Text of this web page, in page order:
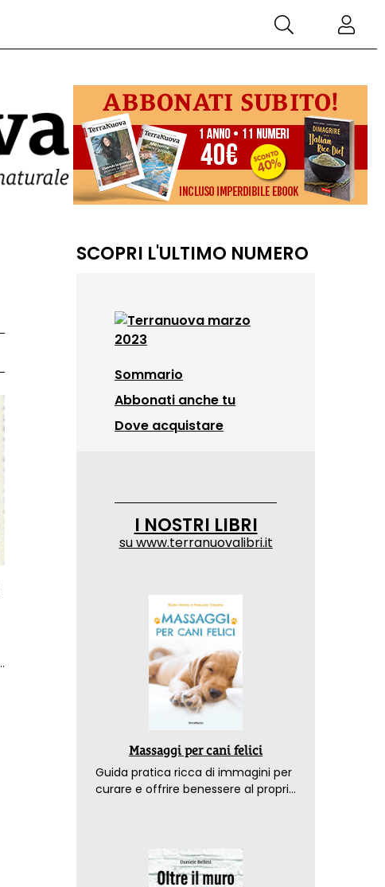
SCOPRI L'ULTIMO NUMERO
Sommario
Abbonati anche tu
Dove acquistare
I NOSTRI LIBRI
suwww.terranuovalibri.it
Massaggi per cani felici
Guida pratica ricca di immagini per
curare e offrire benessere al proprio